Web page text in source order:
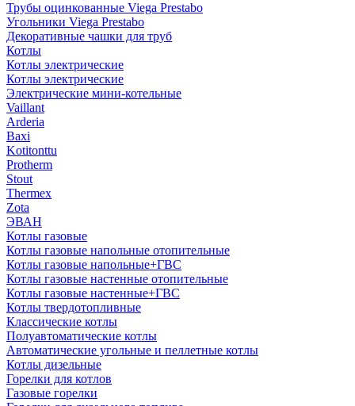
Трубы оцинкованные Viega Prestabo
Угольники Viega Prestabo
Декоративные чашки для труб
Котлы
Котлы электрические
Котлы электрические
Электрические мини-котельные
Vaillant
Arderia
Baxi
Kotitonttu
Protherm
Stout
Thermex
Zota
ЭВАН
Котлы газовые
Котлы газовые напольные отопительные
Котлы газовые напольные+ГВС
Котлы газовые настенные отопительные
Котлы газовые настенные+ГВС
Котлы твердотопливные
Классические котлы
Полуавтоматические котлы
Автоматические угольные и пеллетные котлы
Котлы дизельные
Горелки для котлов
Газовые горелки